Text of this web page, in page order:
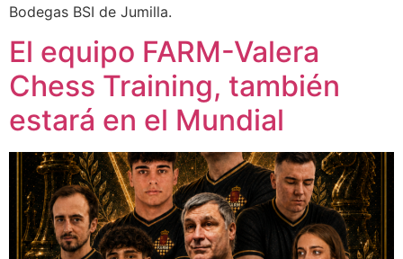
Bodegas BSI de Jumilla.
El equipo FARM-Valera
Chess Training, también
estará en el Mundial